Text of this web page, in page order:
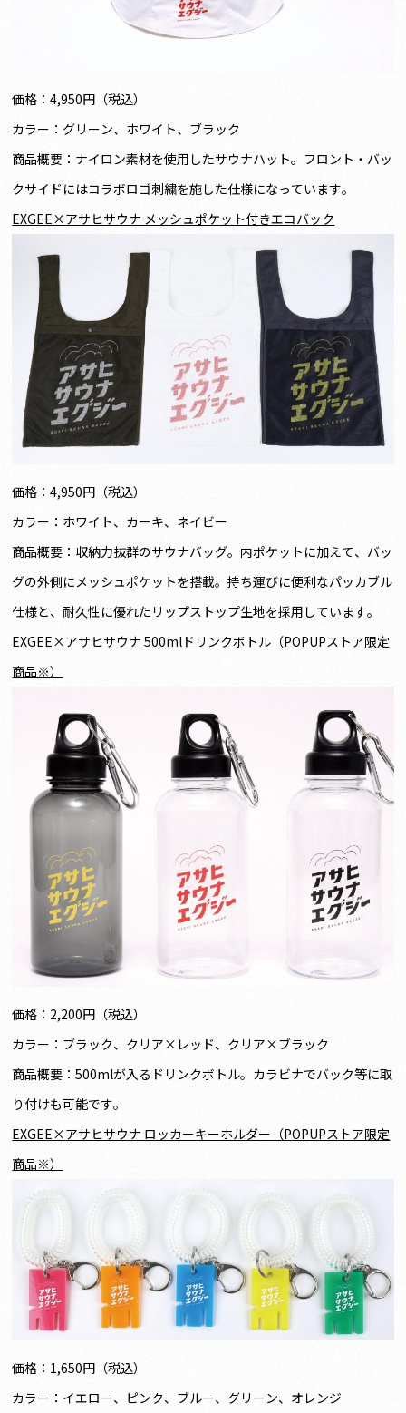
価格：4,950円（税込）
カラー：グリーン、ホワイト、ブラック
商品概要：ナイロン素材を使用したサウナハット。フロント・バッ
クサイドにはコラボロゴ刺繍を施した仕様になっています。
EXGEE×アサヒサウナ メッシュポケット付きエコバック
価格：4,950円（税込）
カラー：ホワイト、カーキ、ネイビー
商品概要：収納力抜群のサウナバッグ。内ポケットに加えて、バッ
グの外側にメッシュポケットを搭載。持ち運びに便利なパッカブル
仕様と、耐久性に優れたリップストップ生地を採用しています。
EXGEE×アサヒサウナ 500mlドリンクボトル（POPUPストア限定
商品※）
価格：2,200円（税込）
カラー：ブラック、クリア×レッド、クリア×ブラック
商品概要：500mlが入るドリンクボトル。カラビナでバック等に取
り付けも可能です。
EXGEE×アサヒサウナ ロッカーキーホルダー（POPUPストア限定
商品※）
価格：1,650円（税込）
カラー：イエロー、ピンク、ブルー、グリーン、オレンジ